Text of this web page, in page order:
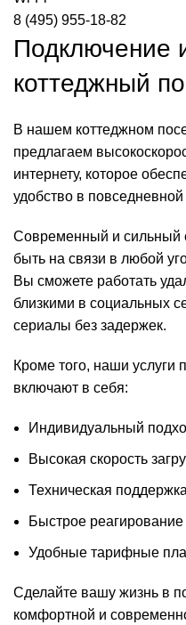
8 (495) 955-18-82
Подключение
коттеджный
В нашем коттеджном
предлагаем
интернету, которое
удобство в
Современный и сильный
быть на связи в любой
Вы сможете работать
близкими в социальных
сериалы без задержек.
Кроме того, наши услуги
включают в себя:
Индивидуальный
Высокая скорость
Техническая
Быстрое
Удобные тарифные
Сделайте вашу жизнь в
комфортной и